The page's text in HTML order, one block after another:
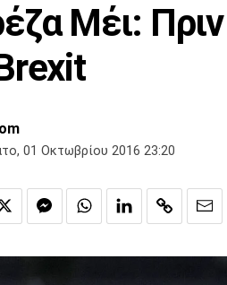
Mέι:
01 Οκτωβρίου 2016 23:20